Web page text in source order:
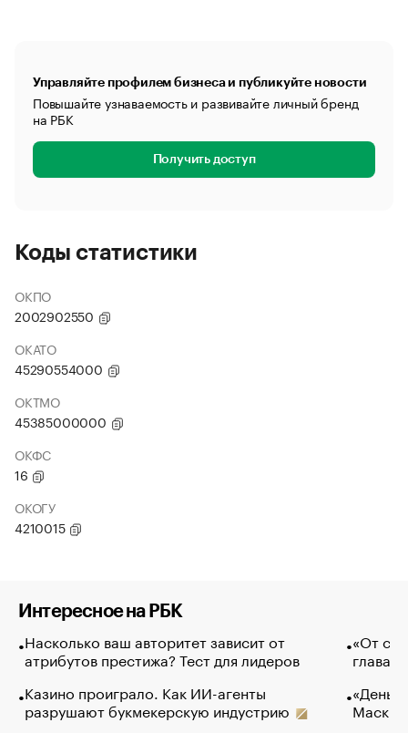
Управляйте профилем бизнеса и публикуйте новости
Повышайте узнаваемость и развивайте личный бренд
на РБК
Получить доступ
Коды статистики
ОКПО
2002902550
ОКАТО
45290554000
ОКТМО
45385000000
ОКФС
16
ОКОГУ
4210015
Интересное на РБК
Насколько ваш авторитет зависит от
атрибутов престижа? Тест для лидеров
Казино проиграло. Как ИИ-агенты
разрушают букмекерскую индустрию
«От
глава
Маск в